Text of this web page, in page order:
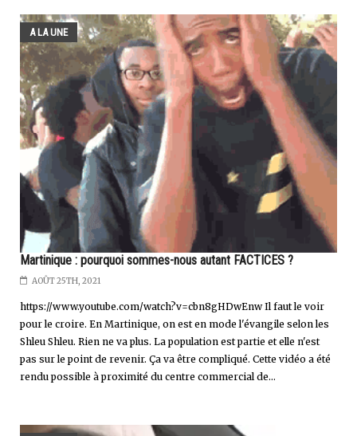
A LA UNE
Martinique : pourquoi sommes-nous autant FACTICES ?
AOÛT 25TH, 2021
https://www.youtube.com/watch?v=cbn8gHDwEnw Il faut le voir
pour le croire. En Martinique, on est en mode l'évangile selon les
Shleu Shleu. Rien ne va plus. La population est partie et elle n'est
pas sur le point de revenir. Ça va être compliqué. Cette vidéo a été
rendu possible à proximité du centre commercial de...